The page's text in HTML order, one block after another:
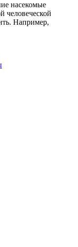
насекомые
человеческой
Например,